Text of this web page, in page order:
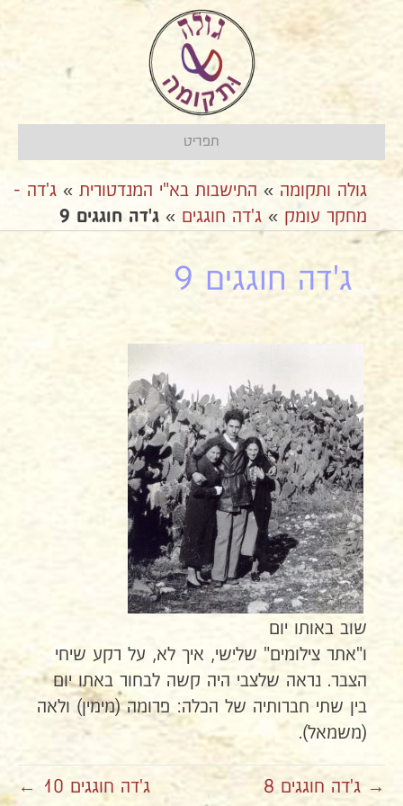
תפריט
גולה ותקומה » התישבות בא"י המנדטורית » ג'דה -
מחקר עומק » ג'דה חוגגים » ג'דה חוגגים 9
ג'דה חוגגים 9
שוב באותו יום
ו"אתר צילומים" שלישי, איך לא, על רקע שיחי
הצבר. נראה שלצבי היה קשה לבחור באתו יום
בין שתי חברותיה של הכלה: פרומה (מימין) ולאה
(משמאל).
→ ג'דה חוגגים 8 ג'דה חוגגים 10 ←